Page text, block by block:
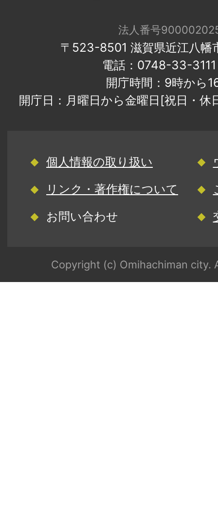
法人番号
〒523-8501 滋賀県近江八幡
電話：0748-33-
開庁時間：9時から
開庁日：月曜日から金曜日[祝日・
個人情報の取り扱い
リンク・著作権について
お問い合わせ
Copyright (c) Omihachiman city.